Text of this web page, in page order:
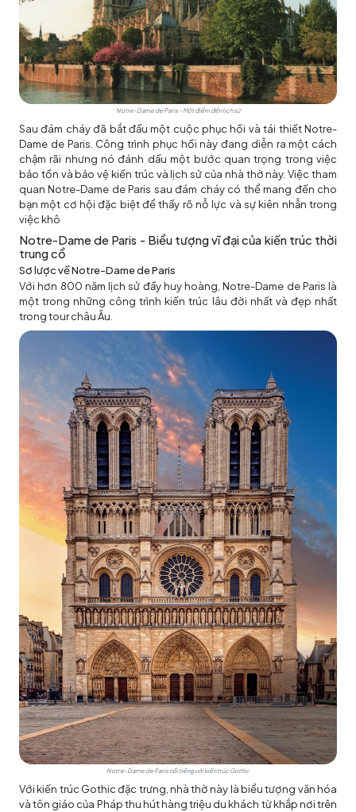
Notre-Dame de Paris - Một điểm đến lịch sử
Sau đám cháy đã bắt đầu một cuộc phục hồi và tái thiết Notre-
Dame de Paris. Công trình phục hồi này đang diễn ra một cách
chậm rãi nhưng nó đánh dấu một bước quan trọng trong việc
bảo tồn và bảo vệ kiến trúc và lịch sử của nhà thờ này. Việc tham
quan Notre-Dame de Paris sau đám cháy có thể mang đến cho
bạn một cơ hội đặc biệt để thấy rõ nỗ lực và sự kiên nhẫn trong
việc khô
Notre-Dame de Paris - Biểu tượng vĩ đại của kiến trúc thời
trung cổ
Sơ lược về Notre-Dame de Paris
Với hơn 800 năm lịch sử đầy huy hoàng, Notre-Dame de Paris là
một trong những công trình kiến trúc lâu đời nhất và đẹp nhất
trongtour châu Âu
Notre-Dame de Paris nổi tiếng với kiến trúc Gothic
Với kiến trúc Gothic đặc trưng, nhà thờ này là biểu tượng văn hóa
và tôn giáo của Pháp thu hút hàng triệu du khách từ khắp nơi trên